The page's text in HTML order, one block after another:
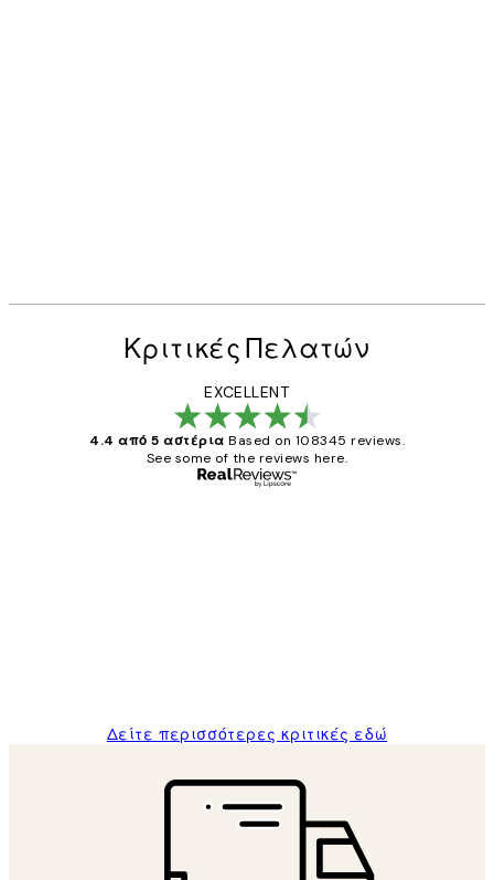
Κριτικές Πελατών
EXCELLENT
4.4 από 5 αστέρια Based on 108345 reviews.
See some of the reviews here.
Δείτε περισσότερες κριτικές εδώ